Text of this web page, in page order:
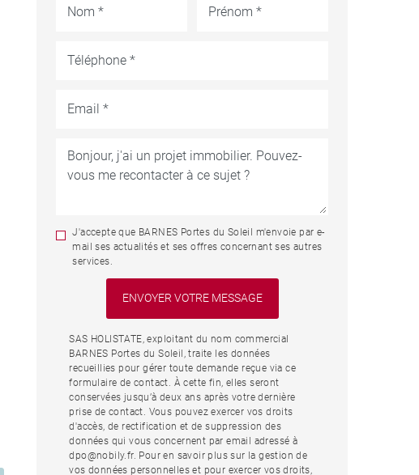
J'accepte que BARNES Portes du Soleil m'envoie par e-
mail ses actualités et ses offres concernant ses autres
services.
SAS HOLISTATE, exploitant du nom commercial
BARNES Portes du Soleil, traite les données
recueillies pour gérer toute demande reçue via ce
formulaire de contact. À cette fin, elles seront
conservées jusqu’à deux ans après votre dernière
prise de contact. Vous pouvez exercer vos droits
d'accès, de rectification et de suppression des
données qui vous concernent par email adressé à
dpo@nobily.fr. Pour en savoir plus sur la gestion de
vos données personnelles et pour exercer vos droits,